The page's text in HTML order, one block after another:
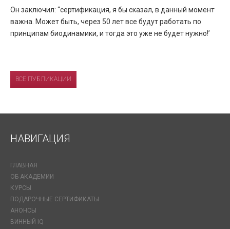
Он заключил: “сертификация, я бы сказал, в данный момент
важна. Может быть, через 50 лет все будут работать по
принципам биодинамики, и тогда это уже не будет нужно!’
ВСЕ ПУБЛИКАЦИИ
НАВИГАЦИЯ
ГЛАВНАЯ
ОБ АКАДЕМИИ
КУРСЫ
ПОДАРОЧНЫЕ СЕРТИФИКАТЫ
АНОНСЫ
ВИННЫЙ IQ